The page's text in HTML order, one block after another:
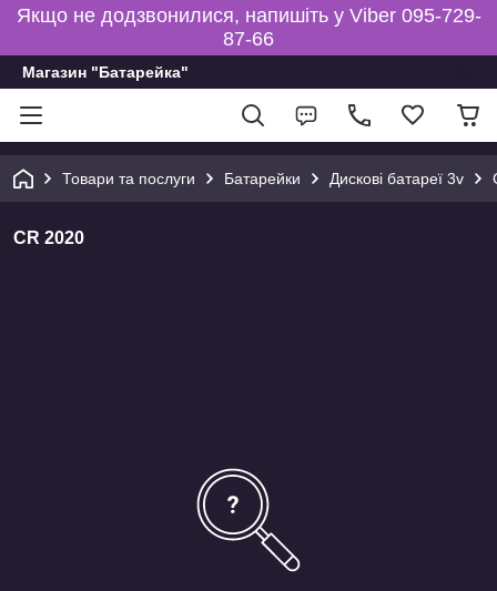
Якщо не додзвонилися, напишіть у Viber 095-729-
87-66
Магазин "Батарейка"
Товари та послуги Батарейки Дискові батареї 3v
CR 2020